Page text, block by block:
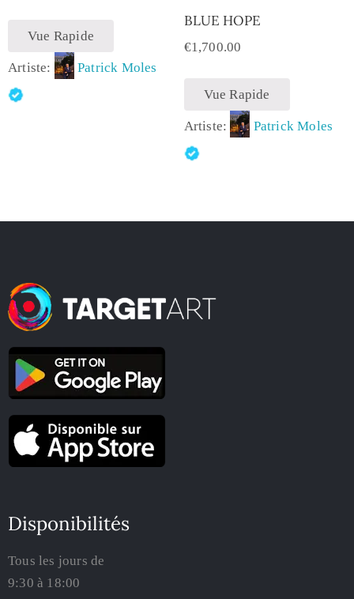
Vue Rapide
Artiste: Patrick Moles
BLUE HOPE
€1,700.00
Vue Rapide
Artiste: Patrick Moles
Disponibilités
Tous les jours de
9:30 à 18:00